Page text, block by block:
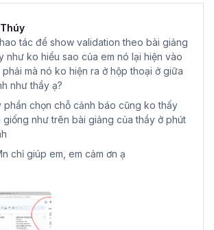
tác để show validation theo bài giảng
như ko hiểu sao của em nó lại hiện vào
mà nó ko hiện ra ở hộp thoại ở giữa
như thầy ạ?
phần chọn chỗ cảnh báo cũng ko thấy
giống như trên bài giảng của thầy ở phút
chỉ giúp em, em cảm ơn ạ